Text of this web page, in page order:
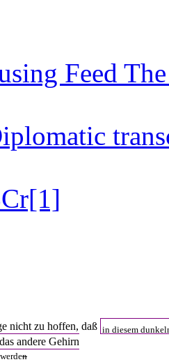
Feed
nicht zu hoffen, daß in diesem
andere Gehirn
n